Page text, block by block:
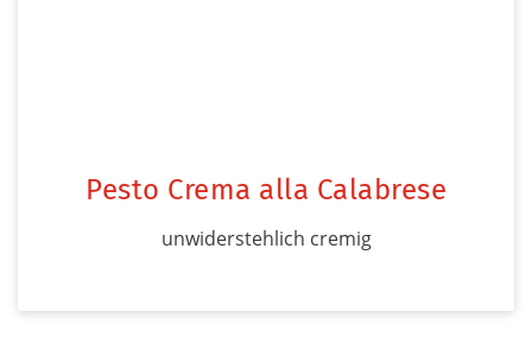
Pesto Crema alla Calabrese
unwiderstehlich cremig